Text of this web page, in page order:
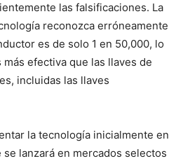
las falsificaciones. La
reconozca erróneamente
es de solo 1 en 50,000, lo
efectiva que las llaves de
incluidas las llaves
la tecnología inicialmente en
se lanzará en mercados selectos